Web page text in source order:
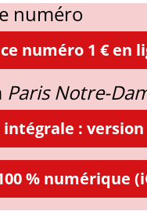
numéro
numéro 1 € en
Paris Notre-
intégrale :
% numérique